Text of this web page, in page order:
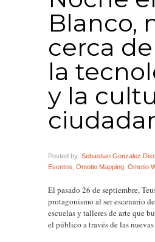
Blanco,
cerca
la
y la
Posted by: Sebastian Gonzalez
Eventos Omotio Mapping Omotio
El pasado 26 de septiembre,
protagonismo al ser escenario
escuelas y talleres de arte que
el público a través de las